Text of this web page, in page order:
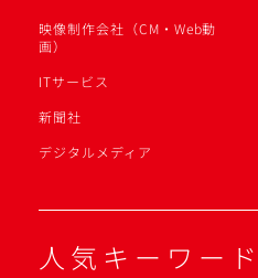
映像制作会社（CM・Web動
画）
ITサービス
新聞社
デジタルメディア
人気キーワード